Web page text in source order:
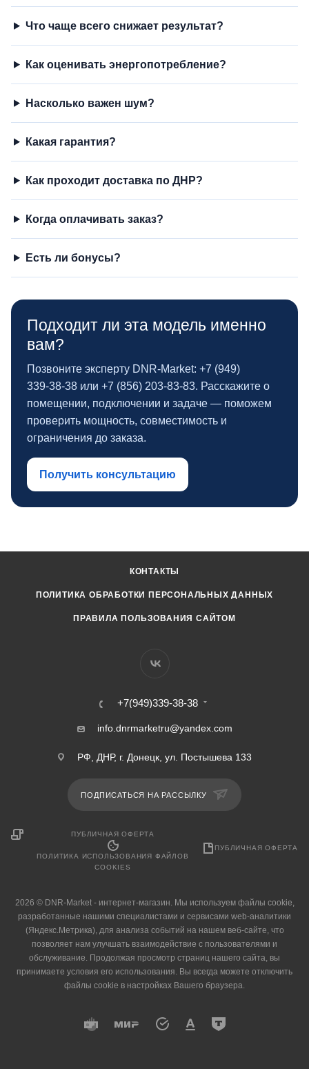
Что чаще всего снижает результат?
Как оценивать энергопотребление?
Насколько важен шум?
Какая гарантия?
Как проходит доставка по ДНР?
Когда оплачивать заказ?
Есть ли бонусы?
Подходит ли эта модель именно
вам?
Позвоните эксперту DNR‑Market: +7 (949)
339‑38‑38 или +7 (856) 203‑83‑83. Расскажите о
помещении, подключении и задаче — поможем
проверить мощность, совместимость и
ограничения до заказа.
Получить консультацию
КОНТАКТЫ
ПОЛИТИКА ОБРАБОТКИ ПЕРСОНАЛЬНЫХ ДАННЫХ
ПРАВИЛА ПОЛЬЗОВАНИЯ САЙТОМ
+7(949)339-38-38
info.dnrmarketru@yandex.com
РФ, ДНР, г. Донецк, ул. Постышева 133
ПОДПИСАТЬСЯ НА РАССЫЛКУ
ПУБЛИЧНАЯ ОФЕРТА
ПОЛИТИКА ИСПОЛЬЗОВАНИЯ ФАЙЛОВ
COOKIES
ПУБЛИЧНАЯ ОФЕРТА
2026 © DNR-Market - интернет-магазин. Мы используем файлы cookie,
разработанные нашими специалистами и сервисами web-аналитики
(Яндекс.Метрика), для анализа событий на нашем веб-сайте, что
позволяет нам улучшать взаимодействие с пользователями и
обслуживание. Продолжая просмотр страниц нашего сайта, вы
принимаете условия его использования. Вы всегда можете отключить
файлы cookie в настройках Вашего браузера.